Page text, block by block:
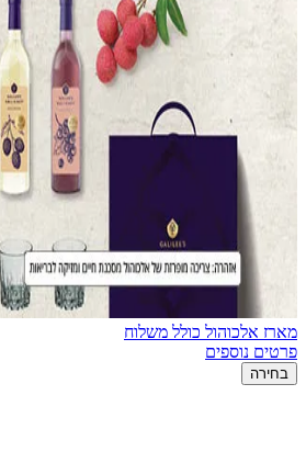
מארז אלכוהול כולל משלוח
פרטים נוספים
בחירה